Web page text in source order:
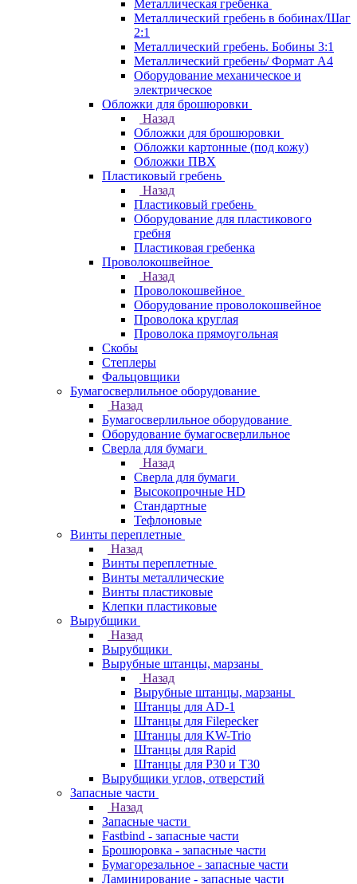
Металлическая гребенка
Металлический гребень в бобинах/Шаг
2:1
Металлический гребень. Бобины 3:1
Металлический гребень/ Формат А4
Оборудование механическое и
электрическое
Обложки для брошюровки
Назад
Обложки для брошюровки
Обложки картонные (под кожу)
Обложки ПВХ
Пластиковый гребень
Назад
Пластиковый гребень
Оборудование для пластикового
гребня
Пластиковая гребенка
Проволокошвейное
Назад
Проволокошвейное
Оборудование проволокошвейное
Проволока круглая
Проволока прямоугольная
Скобы
Степлеры
Фальцовщики
Бумагосверлильное оборудование
Назад
Бумагосверлильное оборудование
Оборудование бумагосверлильное
Сверла для бумаги
Назад
Сверла для бумаги
Высокопрочные HD
Стандартные
Тефлоновые
Винты переплетные
Назад
Винты переплетные
Винты металлические
Винты пластиковые
Клепки пластиковые
Вырубщики
Назад
Вырубщики
Вырубные штанцы, марзаны
Назад
Вырубные штанцы, марзаны
Штанцы для AD-1
Штанцы для Filepecker
Штанцы для KW-Trio
Штанцы для Rapid
Штанцы для Р30 и Т30
Вырубщики углов, отверстий
Запасные части
Назад
Запасные части
Fastbind - запасные части
Брошюровка - запасные части
Бумагорезальное - запасные части
Ламинирование - запасные части